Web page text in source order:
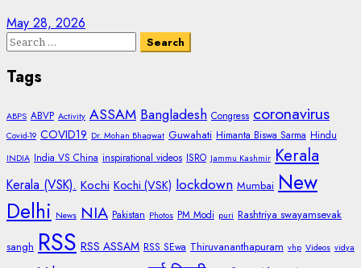
May 28, 2026
Search
Tags
ABPS ABVP Activity ASSAM Bangladesh Congress coronavirus
Covid-19 COVID19 Dr. Mohan Bhagwat Guwahati Himanta Biswa Sarma Hindu
INDIA India VS China inspirational videos ISRO Jammu Kashmir Kerala
Kerala (VSK). Kochi Kochi (VSK) lockdown Mumbai New
Delhi News NIA Pakistan Photos PM Modi puri Rashtriya swayamsevak
sangh RSS RSS ASSAM RSS SEwa Thiruvananthapuram vhp Videos vidya